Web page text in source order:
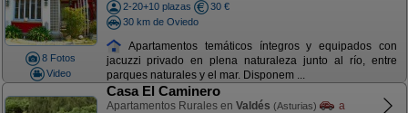
8 Fotos
Video
2-20+10 plazas
30 €
30 km de Oviedo
Apartamentos temáticos íntegros y equipados con
jacuzzi privado en plena naturaleza junto al río, entre
parques naturales y el mar. Disponem ...
Casa El Caminero
Apartamentos Rurales en Valdés (Asturias)
a